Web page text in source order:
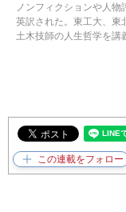
ノンフィクションや人
英訳された。東工大、東
土木技師の人生哲学を講